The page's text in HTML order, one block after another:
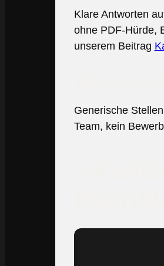
Klare Antworten
ohne PDF-Hürde,
unserem Beitrag
Generische
Team, kein